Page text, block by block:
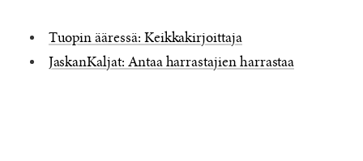
Tuopin ääressä: Keikkakirjoittaja
JaskanKaljat: Antaa harrastajien harrastaa